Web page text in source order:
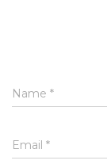
Name *
Email *